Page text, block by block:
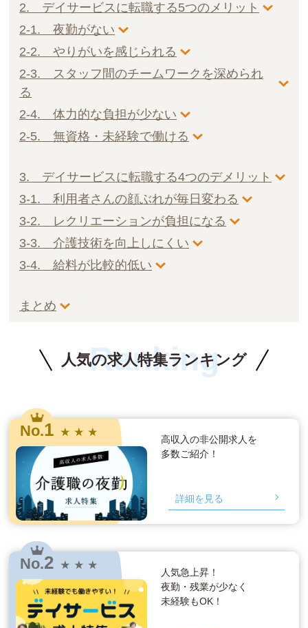
2. デイサービスに転職する5つのメリット
2-1. 夜勤がない
2-2. やりがいを感じられる
2-3. スタッフ間のチームワークを深められ
る
2-4. 体力的な負担が少ない
2-5. 無資格・未経験で働ける
3. デイサービスに転職する4つのデメリット
3-1. 利用者さんの顔ぶれが毎日変わる
3-2. レクリエーションが負担になる
3-3. 介護技術を向上しにくい
3-4. 給料が比較的低い
まとめ
人気の求人特集ランキング
Ranking
No.1 ★ ★ ★
高収入の非公開求人を
多数ご紹介！
詳細を見る
No.2 ★ ★ ★
人気急上昇！
夜勤・残業が少なく
未経験もOK！